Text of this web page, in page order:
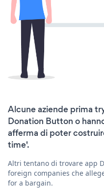
Alcune aziende prima
Donation Button o
afferma di poter
time'.
Altri tentano di trovare app
foreign companies che
for a bargain.